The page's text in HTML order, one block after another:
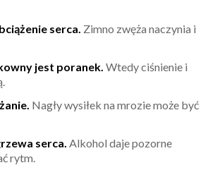
serca. Zimno zwęża naczynia i
jest poranek. Wtedy ciśnienie i
Nagły wysiłek na mrozie może być
serca. Alkohol daje pozorne
rytm.